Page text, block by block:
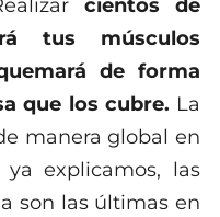
cientos de
tus músculos
de forma
que los cubre. La
manera global en
explicamos, las
son las últimas en